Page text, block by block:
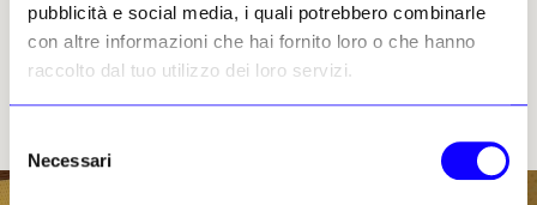
pubblicità e social media, i quali potrebbero combinarle
con altre informazioni che hai fornito loro o che hanno
raccolto dal tuo utilizzo dei loro servizi.
delNecessari
corti rinascimentali. Un viaggio, infine, anche nella
storia stessa del Museo: non a caso l’allestimento è
aperto simbolicamente dal busto di Giuseppe Fiorelli,
principale ordinatore della sezione numismatica